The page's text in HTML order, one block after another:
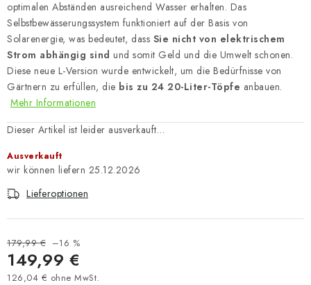
optimalen Abständen ausreichend Wasser erhalten. Das
Selbstbewässerungssystem funktioniert auf der Basis von
Solarenergie, was bedeutet, dass Sie nicht von elektrischem
Strom abhängig sind und somit Geld und die Umwelt schonen.
Diese neue L-Version wurde entwickelt, um die Bedürfnisse von
Gärtnern zu erfüllen, die bis zu 24 20-Liter-Töpfe anbauen.
Mehr Informationen
Dieser Artikel ist leider ausverkauft…
Ausverkauft
25.12.2026
Lieferoptionen
179,99 € –16 %
149,99 €
126,04 € ohne MwSt.